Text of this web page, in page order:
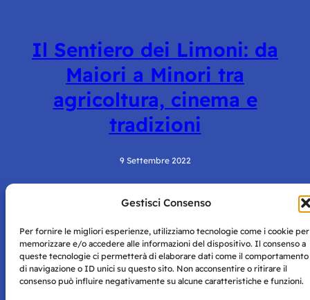
Gestisci Consenso
Per fornire le migliori esperienze, utilizziamo tecnologie come i cookie per
memorizzare e/o accedere alle informazioni del dispositivo. Il consenso a
queste tecnologie ci permetterà di elaborare dati come il comportamento
di navigazione o ID unici su questo sito. Non acconsentire o ritirare il
consenso può influire negativamente su alcune caratteristiche e funzioni.
Il Sentiero dei Limoni: da
Maiori a Minori tra
agricoltura, cinema e
tradizioni
9 Settembre 2022